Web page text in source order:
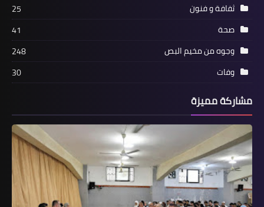
أخبار فلسطين
السفير دبور يستقبل المفوض العام الجديد
للاونروا
ثفافة و فنون
25
صحة
41
وجوه من مخيم البص
248
وفات
30
مشاركة مميزة